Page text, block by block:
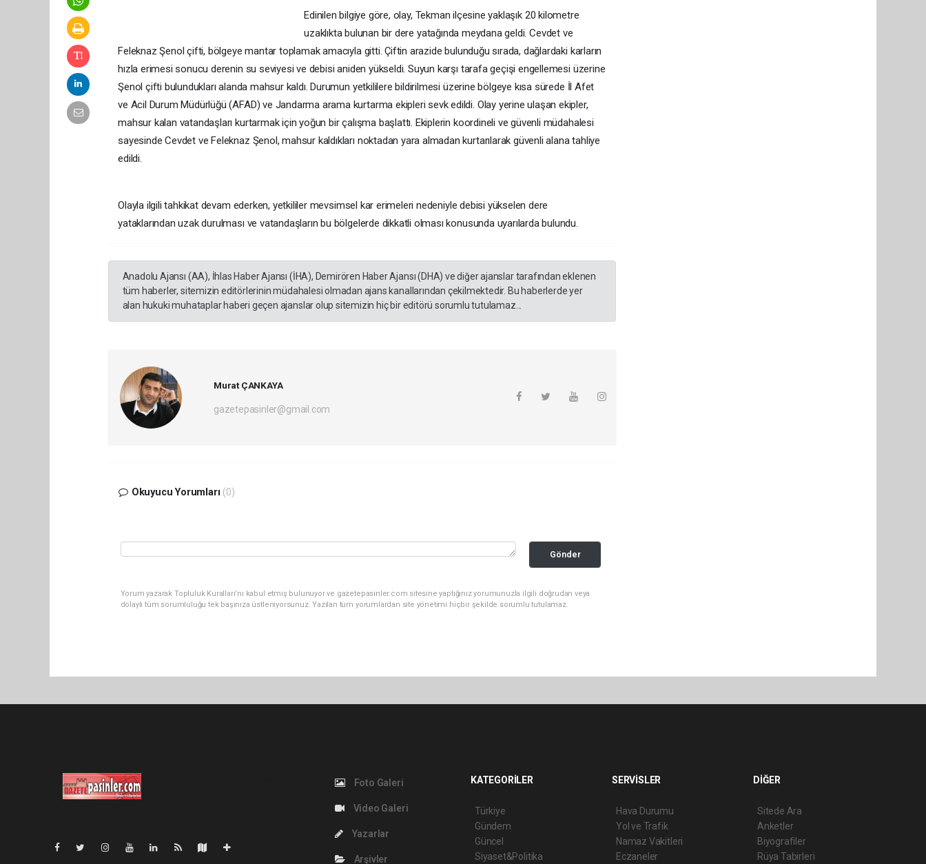
Edinilen bilgiye göre, olay, Tekman ilçesine yaklaşık 20 kilometre
uzaklıkta bulunan bir dere yatağında meydana geldi. Cevdet ve
Feleknaz Şenol çifti, bölgeye mantar toplamak amacıyla gitti. Çiftin arazide bulunduğu sırada, dağlardaki karların
hızla erimesi sonucu derenin su seviyesi ve debisi aniden yükseldi. Suyun karşı tarafa geçişi engellemesi üzerine
Şenol çifti bulundukları alanda mahsur kaldı. Durumun yetkililere bildirilmesi üzerine bölgeye kısa sürede İl Afet
ve Acil Durum Müdürlüğü (AFAD) ve Jandarma arama kurtarma ekipleri sevk edildi. Olay yerine ulaşan ekipler,
mahsur kalan vatandaşları kurtarmak için yoğun bir çalışma başlattı. Ekiplerin koordineli ve güvenli müdahalesi
sayesinde Cevdet ve Feleknaz Şenol, mahsur kaldıkları noktadan yara almadan kurtarılarak güvenli alana tahliye
edildi.
Olayla ilgili tahkikat devam ederken, yetkililer mevsimsel kar erimeleri nedeniyle debisi yükselen dere
yataklarından uzak durulması ve vatandaşların bu bölgelerde dikkatli olması konusunda uyarılarda bulundu.
Anadolu Ajansı (AA), İhlas Haber Ajansı (İHA), Demirören Haber Ajansı (DHA) ve diğer ajanslar tarafından eklenen
tüm haberler, sitemizin editörlerinin müdahalesi olmadan ajans kanallarından çekilmektedir. Bu haberlerde yer
alan hukuki muhataplar haberi geçen ajanslar olup sitemizin hiç bir editörü sorumlu tutulamaz...
Murat ÇANKAYA
gazetepasinler@gmail.com
Okuyucu Yorumları (0)
Gönder
Yorum yazarak Topluluk Kuralları’nı kabul etmiş bulunuyor ve gazetepasinler.com sitesine yaptığınız yorumunuzla ilgili doğrudan veya
dolaylı tüm sorumluluğu tek başınıza üstleniyorsunuz. Yazılan tüm yorumlardan site yönetimi hiçbir şekilde sorumlu tutulamaz.
Foto Galeri
Video Galeri
Yazarlar
Arşivler
KATEGORİLER
Türkiye
Gündem
Güncel
Siyaset&Politika
SERVİSLER
Hava Durumu
Yol ve Trafik
Namaz Vakitleri
Eczaneler
DİĞER
Sitede Ara
Anketler
Biyografiler
Rüya Tabirleri